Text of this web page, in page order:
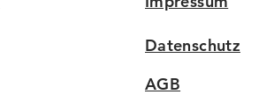
Datenschutz
AGB